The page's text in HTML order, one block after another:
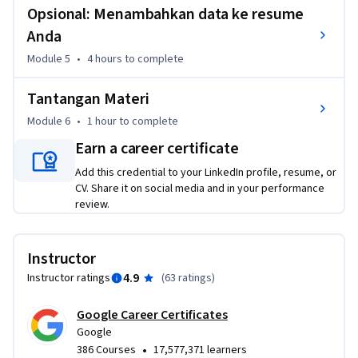
spreadsheet.
pada database.
dan mengubah data.
pembersihan data.
Opsional: Menambahkan data ke resume
Anda
Module 5 • 4 hours to complete
Tantangan Materi
Module 6 • 1 hourto complete
Earn a career certificate
Add this credential to your LinkedIn profile, resume, or
CV. Share it on social media and in your performance
review.
Instructor
Instructor ratings 4.9 (63 ratings)
Google Career Certificates
Google
386 Courses • 17,577,371 learners